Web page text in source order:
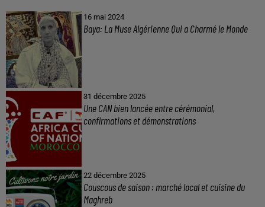
16 mai 2024
Baya: La Muse Algérienne Qui a Charmé le Monde
31 décembre 2025
Une CAN bien lancée entre cérémonial,
confirmations et démonstrations
22 décembre 2025
Couscous de saison : marché local et cuisine du
Maghreb